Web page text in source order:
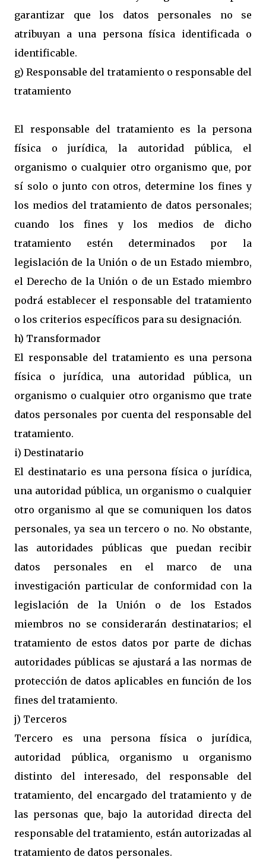
garantizar que los datos personales no se
atribuyan a una persona física identificada o
identificable.
g) Responsable del tratamiento o responsable del
tratamiento
El responsable del tratamiento es la persona
física o jurídica, la autoridad pública, el
organismo o cualquier otro organismo que, por
sí solo o junto con otros, determine los fines y
los medios del tratamiento de datos personales;
cuando los fines y los medios de dicho
tratamiento estén determinados por la
legislación de la Unión o de un Estado miembro,
el Derecho de la Unión o de un Estado miembro
podrá establecer el responsable del tratamiento
o los criterios específicos para su designación.
h) Transformador
El responsable del tratamiento es una persona
física o jurídica, una autoridad pública, un
organismo o cualquier otro organismo que trate
datos personales por cuenta del responsable del
tratamiento.
i) Destinatario
El destinatario es una persona física o jurídica,
una autoridad pública, un organismo o cualquier
otro organismo al que se comuniquen los datos
personales, ya sea un tercero o no. No obstante,
las autoridades públicas que puedan recibir
datos personales en el marco de una
investigación particular de conformidad con la
legislación de la Unión o de los Estados
miembros no se considerarán destinatarios; el
tratamiento de estos datos por parte de dichas
autoridades públicas se ajustará a las normas de
protección de datos aplicables en función de los
fines del tratamiento.
j) Terceros
Tercero es una persona física o jurídica,
autoridad pública, organismo u organismo
distinto del interesado, del responsable del
tratamiento, del encargado del tratamiento y de
las personas que, bajo la autoridad directa del
responsable del tratamiento, están autorizadas al
tratamiento de datos personales.